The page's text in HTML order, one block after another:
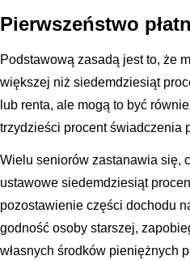
Pierwszeństwo
Podstawową zasadą jest to, że
większej niż siedemdziesiąt
lub renta, ale mogą to być
trzydzieści procent świadczenia
Wielu seniorów zastanawia się,
ustawowe siedemdziesiąt
pozostawienie części dochodu
godność osoby starszej,
własnych środków pieniężnych